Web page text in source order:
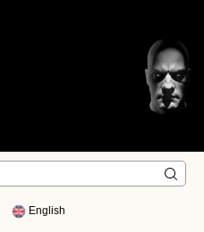
English